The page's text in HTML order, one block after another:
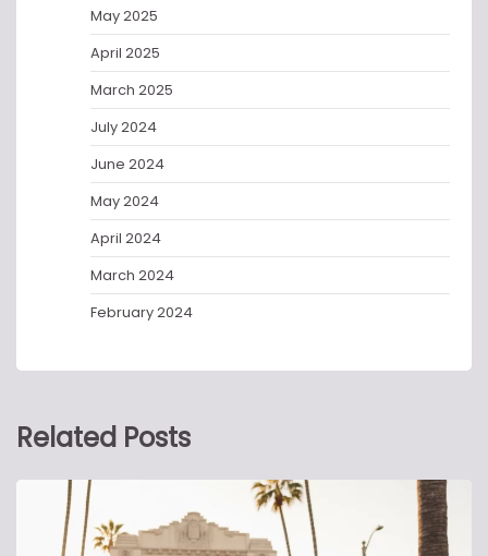
May 2025
April 2025
March 2025
July 2024
June 2024
May 2024
April 2024
March 2024
February 2024
Related Posts